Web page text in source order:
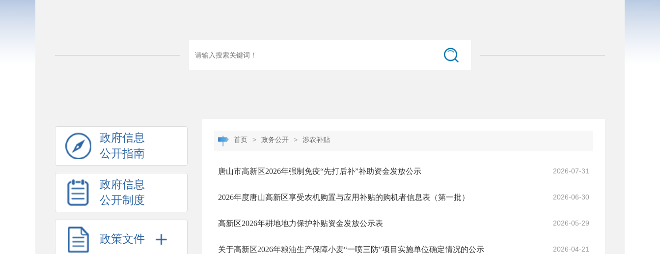
政府信息
公开指南
政府信息
公开制度
政策文件
首页 > 政务公开 > 涉农补贴
唐山市高新区2026年强制免疫“先打后补”补助资金发放公示 2026-07-31
2026年度唐山高新区享受农机购置与应用补贴的购机者信息表（第一批） 2026-06-30
高新区2026年耕地地力保护补贴资金发放公示表 2026-05-29
关于高新区2026年粮油生产保障小麦“一喷三防”项目实施单位确定情况的公示 2026-04-21